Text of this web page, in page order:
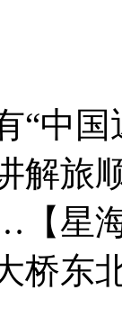
“中
解旅
星海
桥东